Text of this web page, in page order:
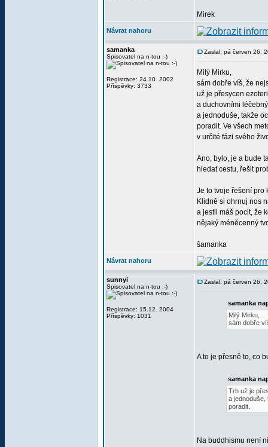
Mirek
Návrat nahoru
samanka
Spisovatel na n-tou :-)
Registrace: 24.10. 2002
Příspěvky: 3733
Zaslal: pá červen 26,
Milý Mirku,
sám dobře víš, že
už je přesycen
a duchovními
a jednoduše, takže
poradit. Ve všech
v určité fázi svého
Ano, bylo, je a bude
hledat cestu, řešit
Je to tvoje řešení pro
Klidně si ohrnuj nos
a jestli máš pocit, že
nějaký méněcenný
šamanka
Návrat nahoru
sunnyi
Spisovatel na n-tou :-)
Registrace: 15.12. 2004
Příspěvky: 1031
Zaslal: pá červen 26,
samanka
Milý Mirku,
sám dobře
A to je přesně to, co
samanka
Trh už je
a
poradit.
Na buddhismu není